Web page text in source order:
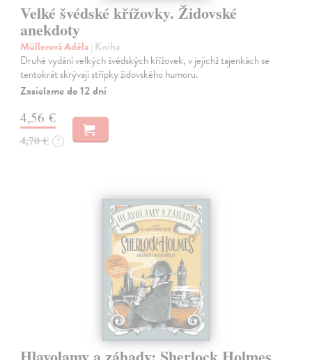
Velké švédské křížovky. Židovské
anekdoty
Müllerová Adéla| Kniha
Druhé vydání velkých švédských křížovek, v jejichž tajenkách se
tentokrát skrývají střípky židovského humoru.
Zasielame do 12 dní
4,56 €
4,70 € ?